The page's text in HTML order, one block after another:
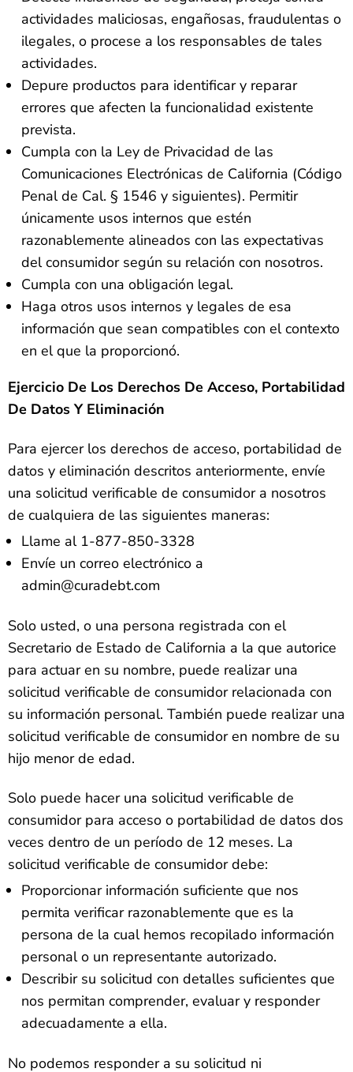
actividades maliciosas, engañosas, fraudulentas o
ilegales, o procese a los responsables de tales
actividades.
Depure productos para identificar y reparar
errores que afecten la funcionalidad existente
prevista.
Cumpla con la Ley de Privacidad de las
Comunicaciones Electrónicas de California (Código
Penal de Cal. § 1546 y siguientes). Permitir
únicamente usos internos que estén
razonablemente alineados con las expectativas
del consumidor según su relación con nosotros.
Cumpla con una obligación legal.
Haga otros usos internos y legales de esa
información que sean compatibles con el contexto
en el que la proporcionó.
Ejercicio De Los Derechos De Acceso, Portabilidad
De Datos Y Eliminación
Para ejercer los derechos de acceso, portabilidad de
datos y eliminación descritos anteriormente, envíe
una solicitud verificable de consumidor a nosotros
de cualquiera de las siguientes maneras:
Llame al 1-877-850-3328
Envíe un correo electrónico a
admin@curadebt.com
Solo usted, o una persona registrada con el
Secretario de Estado de California a la que autorice
para actuar en su nombre, puede realizar una
solicitud verificable de consumidor relacionada con
su información personal. También puede realizar una
solicitud verificable de consumidor en nombre de su
hijo menor de edad.
Solo puede hacer una solicitud verificable de
consumidor para acceso o portabilidad de datos dos
veces dentro de un período de 12 meses. La
solicitud verificable de consumidor debe:
Proporcionar información suficiente que nos
permita verificar razonablemente que es la
persona de la cual hemos recopilado información
personal o un representante autorizado.
Describir su solicitud con detalles suficientes que
nos permitan comprender, evaluar y responder
adecuadamente a ella.
No podemos responder a su solicitud ni